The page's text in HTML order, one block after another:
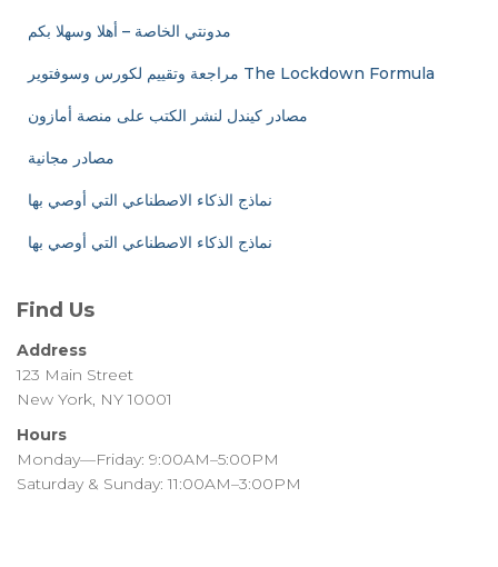
مدونتي الخاصة – أهلا وسهلا بكم
مراجعة وتقييم لكورس وسوفتوير The Lockdown Formula
مصادر كيندل لنشر الكتب على منصة أمازون
مصادر مجانية
نماذج الذكاء الاصطناعي التي أوصي بها
نماذج الذكاء الاصطناعي التي أوصي بها
Find Us
Address
123 Main Street
New York, NY 10001
Hours
Monday—Friday: 9:00AM–5:00PM
Saturday & Sunday: 11:00AM–3:00PM